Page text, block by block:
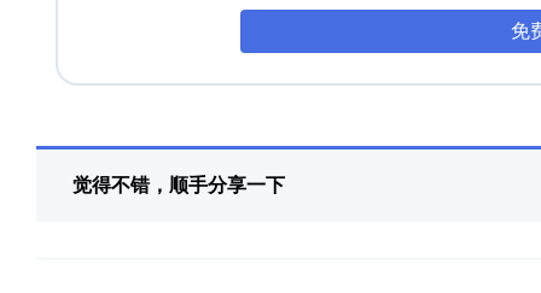
免
觉得不错，顺手分享一下